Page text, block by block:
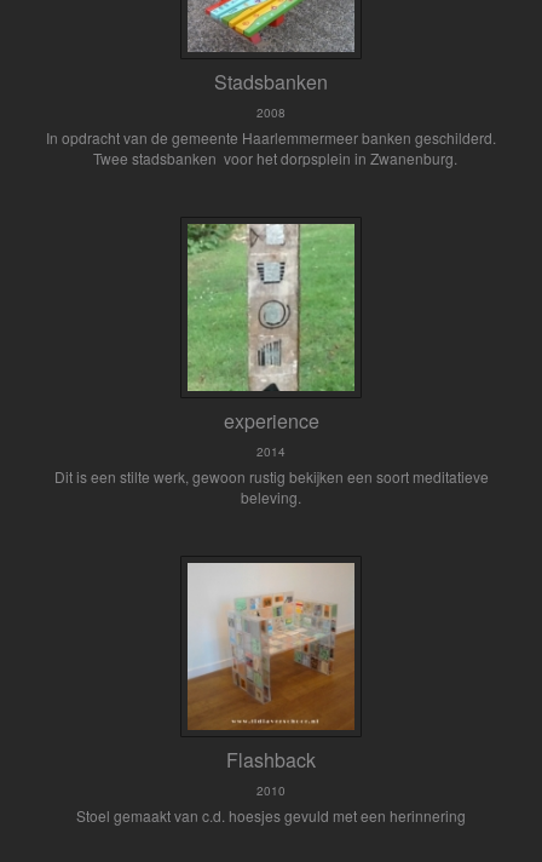
Stadsbanken
2008
In opdracht van de gemeente Haarlemmermeer banken geschilderd.
Twee stadsbanken voor het dorpsplein in Zwanenburg.
experience
2014
Dit is een stilte werk, gewoon rustig bekijken een soort meditatieve
beleving.
Flashback
2010
Stoel gemaakt van c.d. hoesjes gevuld met een herinnering